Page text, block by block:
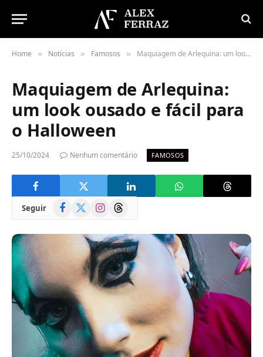
Home » Notícias » Famosos » Maquiagem de Arlequina: um look ousado e fácil para o Halloween
Maquiagem de Arlequina:
um look ousado e fácil para
o Halloween
25/10/2024 Nenhum comentário FAMOSOS
Seguir Facebook
(Twitter)
InstagramThreads